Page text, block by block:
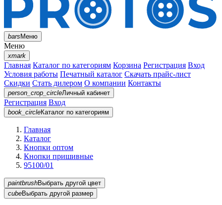
barsМеню
Меню
xmark
Главная Каталог по категориям Корзина Регистрация Вход
Условия работы Печатный каталог Скачать прайс-лист
Скидки Стать дилером О компании Контакты
person_crop_circleЛичный кабинет
Регистрация Вход
book_circleКаталог по категориям
Главная
Каталог
Кнопки оптом
Кнопки пришивные
95100/01
paintbrush
Выбрать другой цвет
cubeВыбрать другой размер